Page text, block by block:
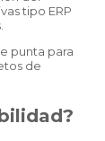
tipo ERP
punta para
de